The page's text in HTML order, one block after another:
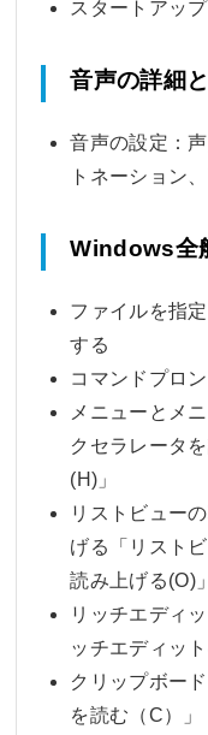
スタートアッ
音声の詳細
音声の設定：
トネーション
Windows全
ファイルを指
する
コマンドプロ
メニューとメ
クセラレータ
(H)」
リストビュー
げる「リスト
読み上げる(O)」
リッチエディ
ッチエディッ
クリップボー
を読む（C）」